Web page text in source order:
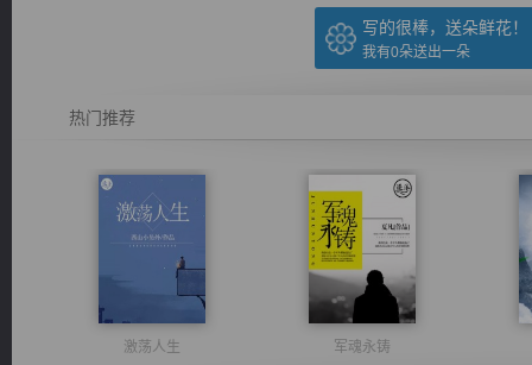
写的很棒，送朵鲜花！
我有0朵送出一朵
热门推荐
激荡人生 军魂永铸